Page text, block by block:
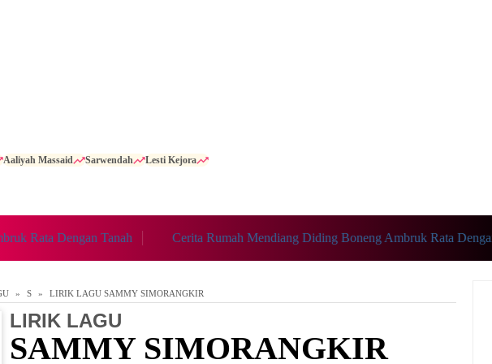
Aaliyah Massaid Sarwendah Lesti Kejora
Rata Dengan Tanah Cerita Rumah Mendiang Diding Boneng Ambruk Rata Dengan
S LIRIK LAGU SAMMY SIMORANGKIR
LIRIK LAGU
SAMMY SIMORANGKIR